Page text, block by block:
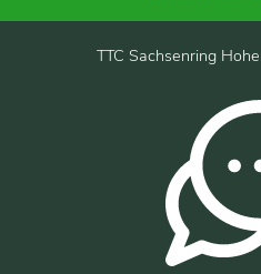
TTC Sachsenring